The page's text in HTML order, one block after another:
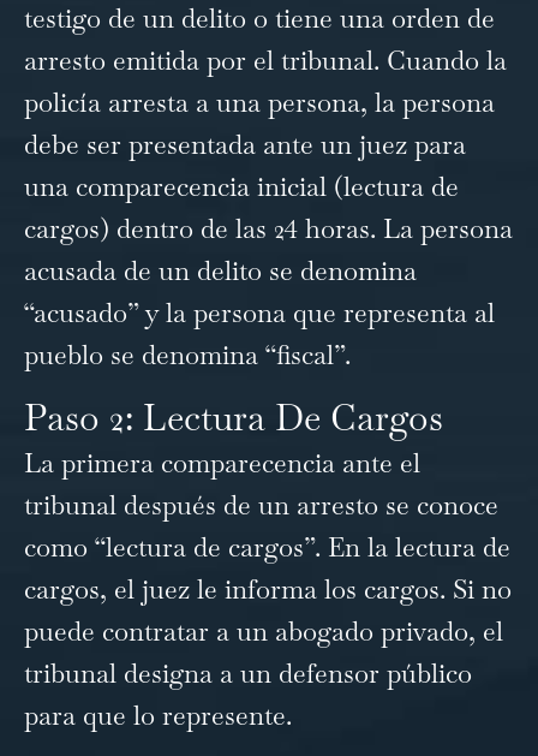
testigo de un delito o tiene una orden de
arresto emitida por el tribunal. Cuando la
policía arresta a una persona, la persona
debe ser presentada ante un juez para
una comparecencia inicial (lectura de
cargos) dentro de las 24 horas. La persona
acusada de un delito se denomina
“acusado” y la persona que representa al
pueblo se denomina “fiscal”.
Paso 2: Lectura De Cargos
La primera comparecencia ante el
tribunal después de un arresto se conoce
como “lectura de cargos”. En la lectura de
cargos, el juez le informa los cargos. Si no
puede contratar a un abogado privado, el
tribunal designa a un defensor público
para que lo represente.